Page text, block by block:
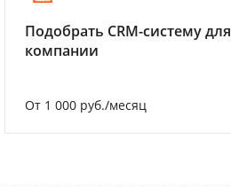
Подобрать CRM-систему для
компании
От 1 000 руб./месяц